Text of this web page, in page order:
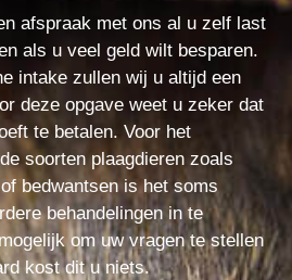
afspraak met ons al u zelf last
als u veel geld wilt besparen.
intake zullen wij u altijd een
deze opgave weet u zeker dat
te betalen. Voor het
soorten plaagdieren zoals
bedwantsen is het soms
behandelingen in te
om uw vragen te stellen
kost dit u niets.